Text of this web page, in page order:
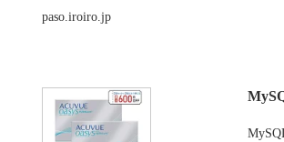
paso.iroiro.jp